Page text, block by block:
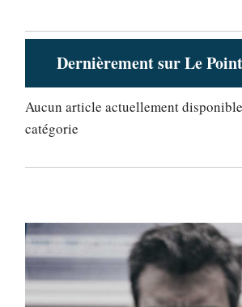
Dernièrement sur Le
Aucun article actuellement
catégorie